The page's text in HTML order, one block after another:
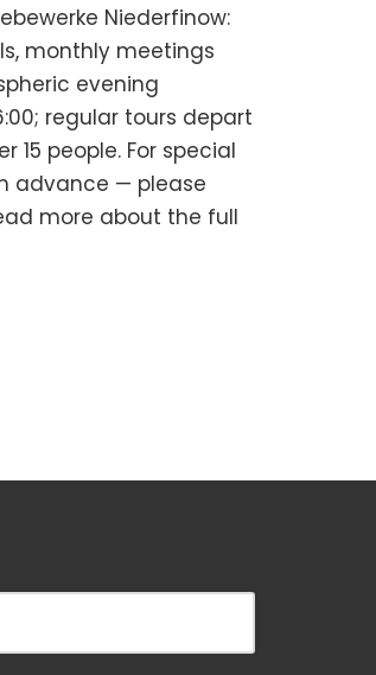
Niederfinow:
monthly meetings
evening
regular tours depart
people. For special
advance — please
more about the full